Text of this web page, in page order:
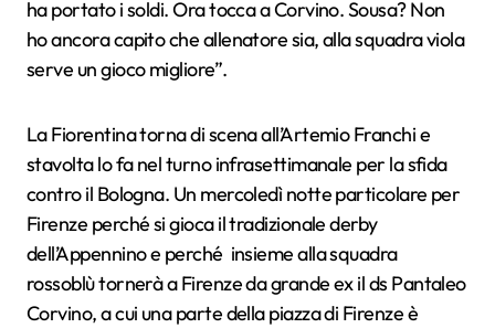
ha portato i soldi. Ora tocca a Corvino. Sousa? Non
ho ancora capito che allenatore sia, alla squadra viola
serve un gioco migliore”.
La Fiorentina torna di scena all’Artemio Franchi e
stavolta lo fa nel turno infrasettimanale per la sfida
contro il Bologna. Un mercoledì notte particolare per
Firenze perché si gioca il tradizionale derby
dell’Appennino e perché insieme alla squadra
rossoblù tornerà a Firenze da grande ex il ds Pantaleo
Corvino, a cui una parte della piazza di Firenze è